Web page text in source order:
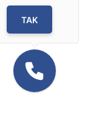
TAK